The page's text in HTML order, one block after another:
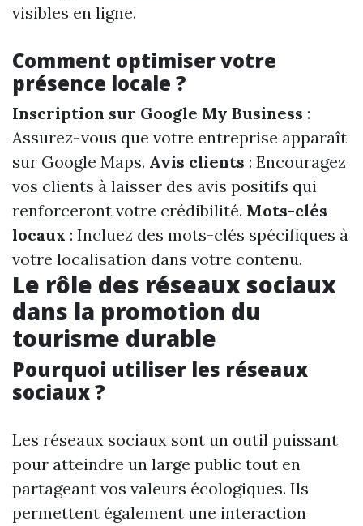
visibles en ligne.
Comment optimiser votre
présence locale ?
Inscription sur Google My Business :
Assurez-vous que votre entreprise apparaît
sur Google Maps. Avis clients : Encouragez
vos clients à laisser des avis positifs qui
renforceront votre crédibilité. Mots-clés
locaux : Incluez des mots-clés spécifiques à
votre localisation dans votre contenu.
Le rôle des réseaux sociaux
dans la promotion du
tourisme durable
Pourquoi utiliser les réseaux
sociaux ?
Les réseaux sociaux sont un outil puissant
pour atteindre un large public tout en
partageant vos valeurs écologiques. Ils
permettent également une interaction